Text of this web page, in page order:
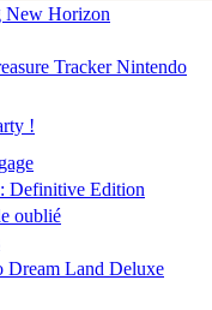
New Horizon
Tracker Nintendo
!
Definitive Edition
oublié
Dream Land Deluxe